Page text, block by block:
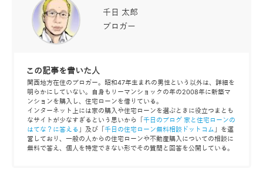
千日 太郎
ブロガー
この記事を書いた人
関西地方在住のブロガー。昭和47年生まれの男性という以外は、詳細を
明らかにしていない。自身もリーマンショックの年の2008年に新築マ
ンションを購入し、住宅ローンを借りている。
インターネット上には家の購入や住宅ローンを選ぶときに役立つまとも
なサイトが少なすぎるという思いから「 千日のブログ 家と住宅ローンの
はてな？に答える 」及び「 千日の住宅ローン無料相談ドットコム 」を運
営しており、一般の人からの住宅ローンや不動産購入についての相談に
無料で答え、個人を特定できない形でその質問と回答を公開している。